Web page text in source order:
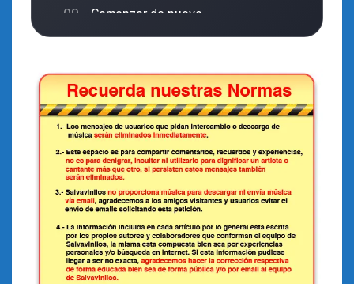
09 Comenzar de nuevo
10 A mis amigos